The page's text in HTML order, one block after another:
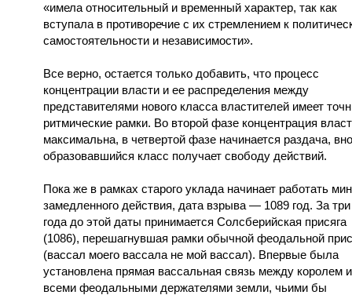
«имела относительный и временный характер, так как
вступала в противоречие с их стремлением к
самостоятельности и независимости».
Все верно, остается только добавить, что процесс
концентрации власти и ее распределения между
представителями нового класса властителей имеет
ритмические рамки. Во второй фазе концентрация
максимальна, в четвертой фазе начинается раздача,
образовавшийся класс получает свободу действий.
Пока же в рамках старого уклада начинает работать
замедленного действия, дата взрыва — 1089 год. За три
года до этой даты принимается Солсберийская присяга
(1086), перешагнувшая рамки обычной феодальной
(вассал моего вассала не мой вассал). Впервые была
установлена прямая вассальная связь между королем и
всеми феодальными держателями земли, чьими бы